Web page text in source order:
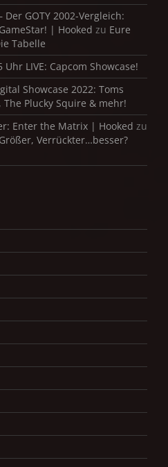
GOTY 2002-Vergleich:
| Hooked zu Eure
Tabelle
Uhr LIVE: Capcom Showcase!
Showcase 2022: Toms
The Plucky Squire & mehr!
Enter the Matrix | Hooked zu
Verrückter…besser?